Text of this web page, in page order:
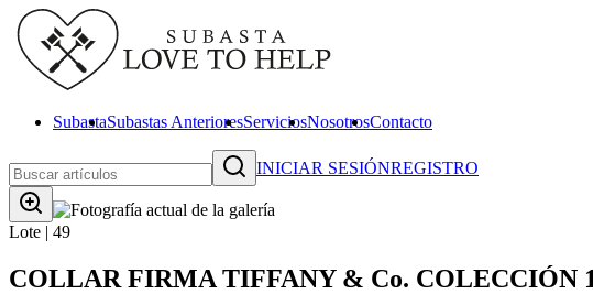
SubastaSubastas AnterioresServiciosNosotrosContacto
INICIAR SESIÓNREGISTRO
Lote | 49
COLLAR FIRMA TIFFANY & Co. COLECCIÓN